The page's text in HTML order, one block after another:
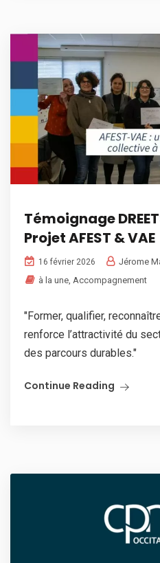
Témoignage
Projet AFEST & VAE
16 février 2026
Jérome
à la une Accompagnement
"Former, qualifier,
renforce l’attractivité du
des parcours durables."
Continue Reading